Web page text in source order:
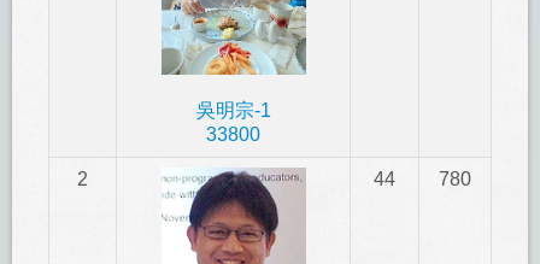
吳明宗-1
33800
2 44 780